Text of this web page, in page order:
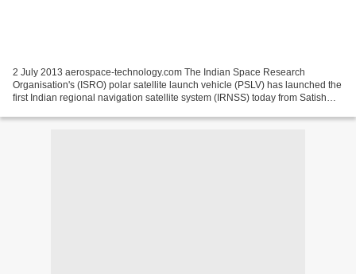
2 July 2013 aerospace-technology.com The Indian Space Research
Organisation's (ISRO) polar satellite launch vehicle (PSLV) has launched the
first Indian regional navigation satellite system (IRNSS) today from Satish